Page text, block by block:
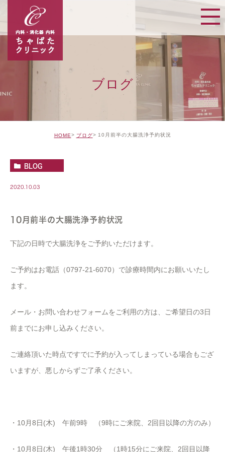
ブログ
HOME ブログ 10月前半の大腸洗浄予約状況
BLOG
2020.10.03
10月前半の大腸洗浄予約状況
下記の日時で大腸洗浄をご予約いただけます。
ご予約はお電話（0797-21-6070）で診療時間内にお願いいたし
ます。
メール・お問い合わせフォームをご利用の方は、ご希望日の3日
前までにお申し込みください。
ご連絡頂いた時点ですでに予約が入ってしまっている場合もござ
いますが、悪しからずご了承ください。
・10月8日(木) 午前9時 （9時にご来院、2回目以降の方のみ）
・10月8日(木) 午後1時30分 （1時15分にご来院、2回目以降